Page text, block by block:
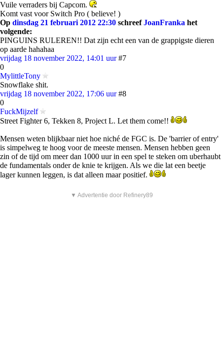
Vuile verraders bij Capcom.
Komt vast voor Switch Pro ( believe! )
Op dinsdag 21 februari 2012 22:30 schreefJoanFranka het
volgende:
PINGUINS RULEREN!! Dat zijn echt een van de grappigste dieren
op aarde hahahaa
vrijdag 18 november 2022, 14:01 uur #7
0
MylittleTony
Snowflake shit.
vrijdag 18 november 2022, 17:06 uur #8
0
FuckMijzelf
Street Fighter 6, Tekken 8, Project L. Let them come!!
Mensen weten blijkbaar niet hoe niché de FGC is. De 'barrier of entry'
is simpelweg te hoog voor de meeste mensen. Mensen hebben geen
zin of de tijd om meer dan 1000 uur in een spel te steken om uberhaubt
de fundamentals onder de knie te krijgen. Als we die lat een beetje
lager kunnen leggen, is dat alleen maar positief.
▼ Advertentie door Refinery89